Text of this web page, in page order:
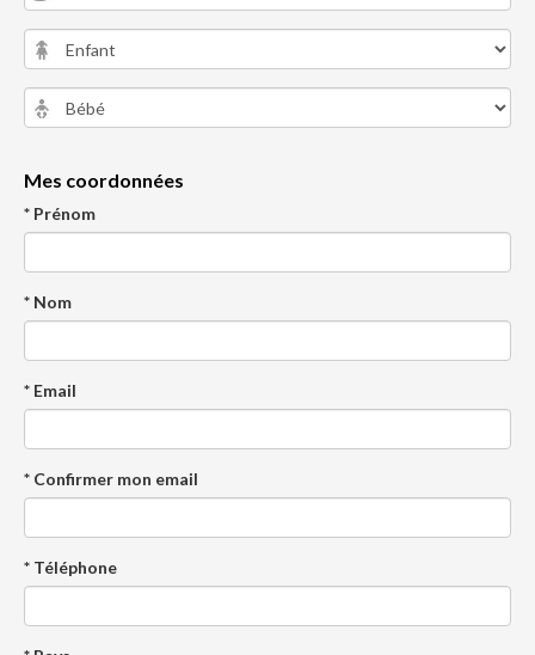
Mes coordonnées
* Prénom
* Nom
* Email
* Confirmer mon email
* Téléphone